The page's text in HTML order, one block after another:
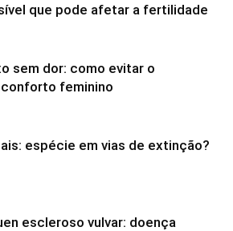
que pode afetar a fertilidade
sem dor: como evitar o
feminino
espécie em vias de extinção?
escleroso vulvar: doença